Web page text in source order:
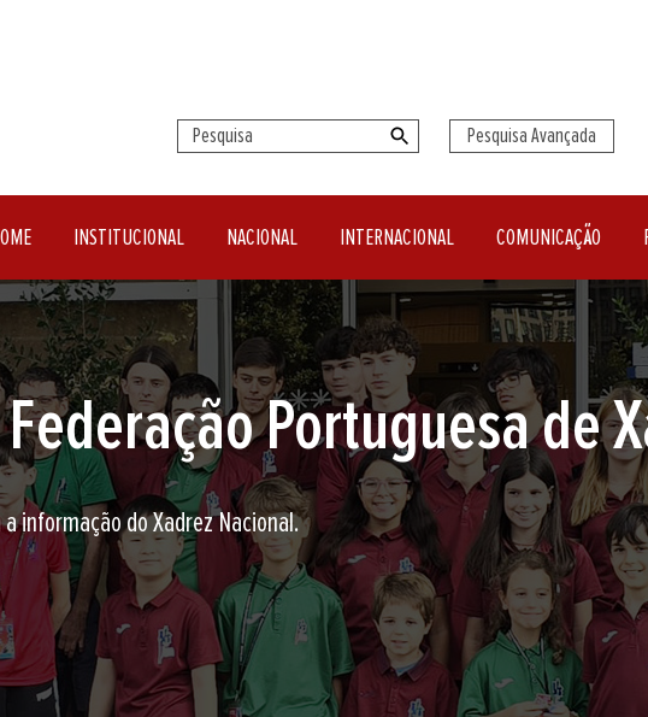
Pesquisa Avançada
INSTITUCIONAL NACIONAL INTERNACIONAL COMUNICAÇÃO
seu clube de Xadrez